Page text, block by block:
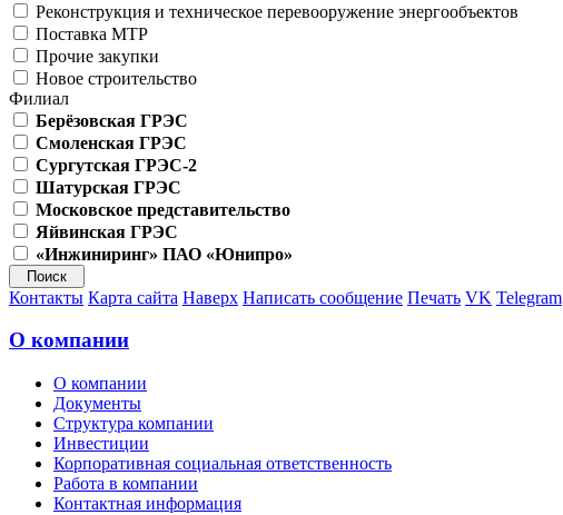
Реконструкция и техническое перевооружение энергообъектов
Поставка МТР
Прочие закупки
Новое строительство
Филиал
Берёзовская ГРЭС
Смоленская ГРЭС
Сургутская ГРЭС-2
Шатурская ГРЭС
Московское представительство
Яйвинская ГРЭС
«Инжиниринг» ПАО «Юнипро»
Контакты Карта сайта Наверх Написать сообщение Печать VK Telegram
О компании
О компании
Документы
Структура компании
Инвестиции
Корпоративная социальная ответственность
Работа в компании
Контактная информация